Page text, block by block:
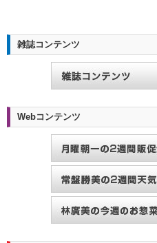
雑誌コンテンツ
Webコンテンツ